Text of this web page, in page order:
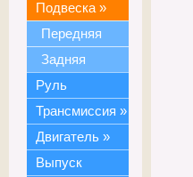
Подвеска »
Передняя
Задняя
Руль
Трансмиссия »
Двигатель »
Выпуск